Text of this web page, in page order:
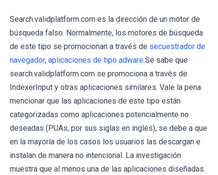
Search.validplatform.com es la dirección de un motor de
búsqueda falso. Normalmente, los motores de búsqueda
de este tipo se promocionan a través de secuestrador de
navegador, aplicaciones de tipo adware.Se sabe que
search.validplatform.com se promociona a través de
IndexerInput y otras aplicaciones similares. Vale la pena
mencionar que las aplicaciones de este tipo están
categorizadas como aplicaciones potencialmente no
deseadas (PUAs, por sus siglas en inglés), se debe a que
en la mayoría de los casos los usuarios las descargan e
instalan de manera no intencional. La investigación
muestra que al menos una de las aplicaciones diseñadas